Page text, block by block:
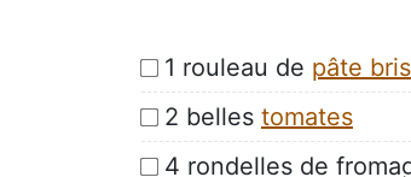
1 rouleau de pâte
2 belles tomates
4 rondelles de